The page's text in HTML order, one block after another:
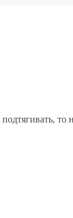
то